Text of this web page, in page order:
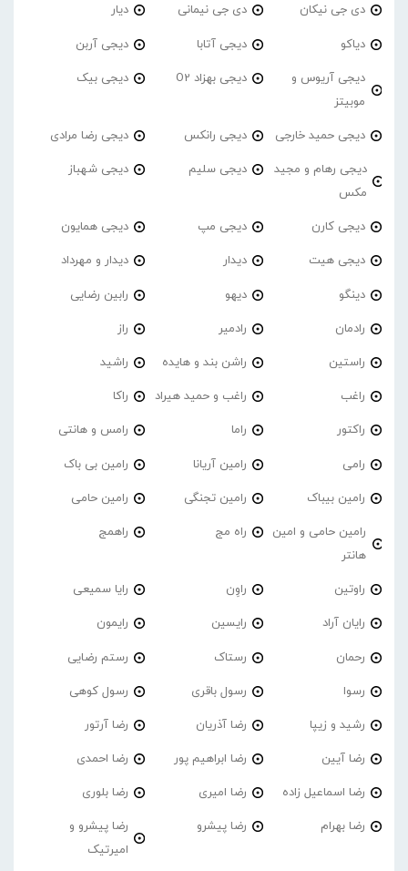
دی جی نیکان دی جی نیمانی دیار
دیاکو دیجی آتابا دیجی آربن
دیجی آریوس و
موبیتز
دیجی بهزاد O2 دیجی بیک
دیجی حمید خارجی دیجی رانکس دیجی رضا مرادی
دیجی رهام و مجید
مکس
دیجی سلیم دیجی شهباز
دیجی کارن دیجی مپ دیجی همایون
دیجی هیت دیدار دیدار و مهرداد
دینگو دیهو رابین رضایی
رادمان رادمیر راز
راستین راشن بند و هایده راشید
راغب راغب و حمید هیراد راکا
راکتور راما رامس و هانتی
رامی رامین آریانا رامین بی باک
رامین بیباک رامین تجنگی رامین حامی
رامین حامی و امین
هانتر
راه مج راهمج
راوتین راوِن رایا سمیعی
رایان آراد رایسین رایمون
رحمان رستاک رستم رضایی
رسوا رسول باقری رسول کوهی
رشید و زیپا رضا آذریان رضا آرتور
رضا آیین رضا ابراهیم پور رضا احمدی
رضا اسماعیل زاده رضا امیری رضا بلوری
رضا بهرام رضا پیشرو
رضا پیشرو و
امیرتیک